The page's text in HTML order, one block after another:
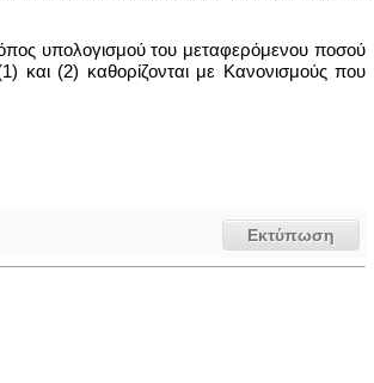
υπολογισμού του μεταφερόμενου ποσού
(2) καθορίζονται με Κανονισμούς που
Εκτύπωση